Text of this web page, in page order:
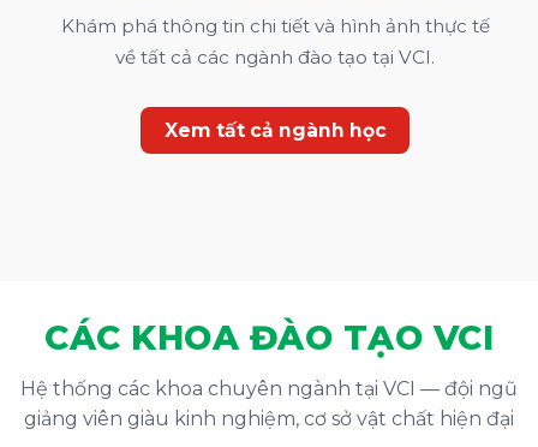
Khám phá thông tin chi tiết và hình ảnh thực tế
về tất cả các ngành đào tạo tại VCI.
Xem tất cả ngành học
CÁC KHOA ĐÀO TẠO VCI
Hệ thống các khoa chuyên ngành tại VCI — đội ngũ
giảng viên giàu kinh nghiệm, cơ sở vật chất hiện đại